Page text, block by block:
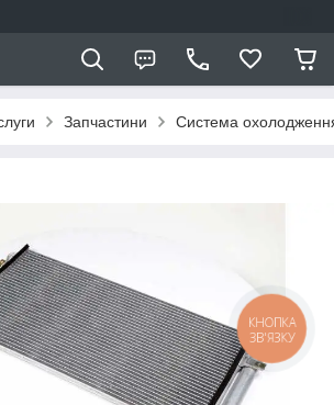
Запчастини Система
КНОПКА
ЗВ'ЯЗКУ